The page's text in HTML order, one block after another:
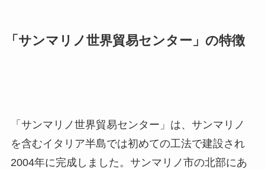
「サンマリノ世界貿易センター」の特徴
「サンマリノ世界貿易センター」は、サンマリノ
を含むイタリア半島では初めての工法で建設され
2004年に完成しました。サンマリノ市の北部にあ